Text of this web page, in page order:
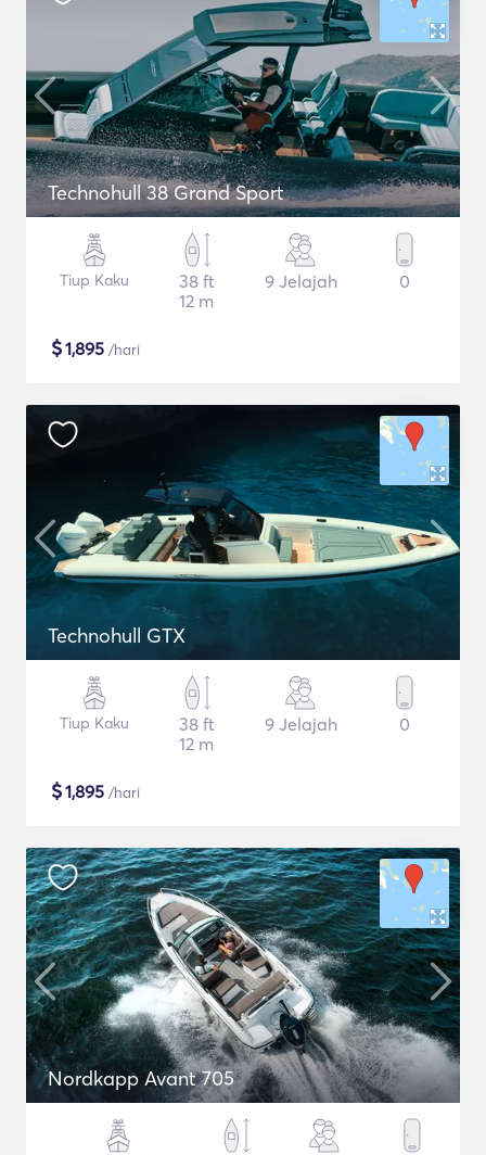
Technohull 38 Grand Sport
Tiup Kaku
38 ft
12 m
9 Jelajah 0
$1,895 /hari
Technohull GTX
Tiup Kaku
38 ft
12 m
9 Jelajah 0
$1,895 /hari
Nordkapp Avant 705